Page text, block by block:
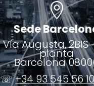

Sede
Vía Augusta, 2BIS
planta
Barcelona
☏+34 93 545 56